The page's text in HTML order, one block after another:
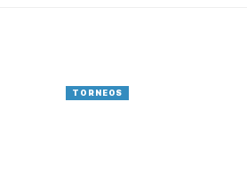
TORNEOS